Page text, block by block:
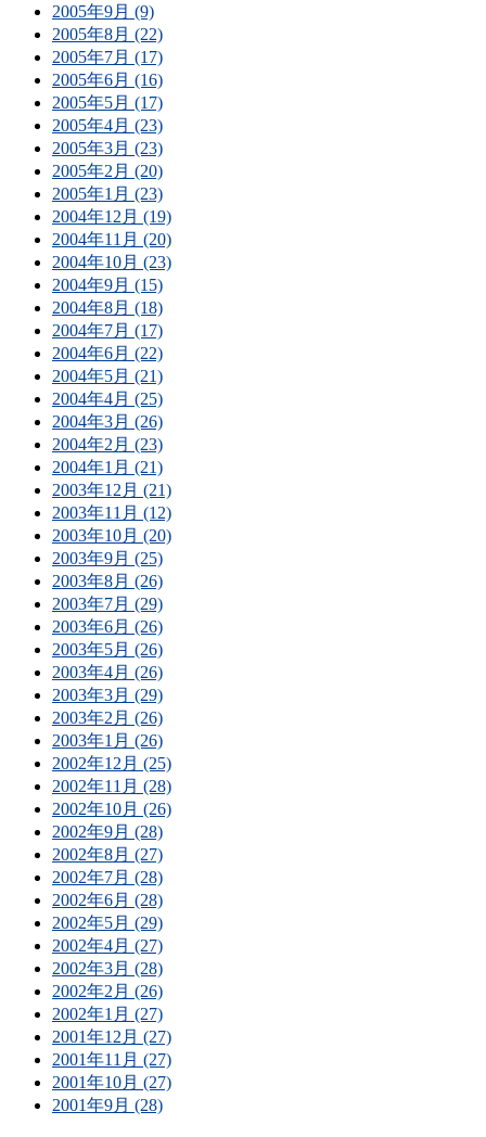
2005年9月 (9)
2005年8月 (22)
2005年7月 (17)
2005年6月 (16)
2005年5月 (17)
2005年4月 (23)
2005年3月 (23)
2005年2月 (20)
2005年1月 (23)
2004年12月 (19)
2004年11月 (20)
2004年10月 (23)
2004年9月 (15)
2004年8月 (18)
2004年7月 (17)
2004年6月 (22)
2004年5月 (21)
2004年4月 (25)
2004年3月 (26)
2004年2月 (23)
2004年1月 (21)
2003年12月 (21)
2003年11月 (12)
2003年10月 (20)
2003年9月 (25)
2003年8月 (26)
2003年7月 (29)
2003年6月 (26)
2003年5月 (26)
2003年4月 (26)
2003年3月 (29)
2003年2月 (26)
2003年1月 (26)
2002年12月 (25)
2002年11月 (28)
2002年10月 (26)
2002年9月 (28)
2002年8月 (27)
2002年7月 (28)
2002年6月 (28)
2002年5月 (29)
2002年4月 (27)
2002年3月 (28)
2002年2月 (26)
2002年1月 (27)
2001年12月 (27)
2001年11月 (27)
2001年10月 (27)
2001年9月 (28)